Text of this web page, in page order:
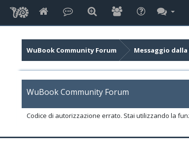
WuBook Community Forum Messaggio
WuBook Community Forum
Codice di autorizzazione errato. Stai utilizzando la